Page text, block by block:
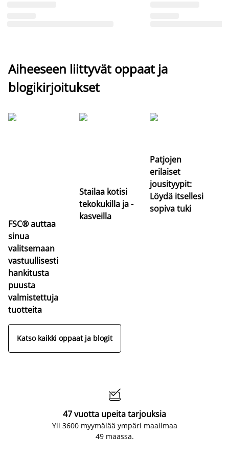
Aiheeseen liittyvät oppaat ja
blogikirjoitukset
FSC® auttaa
sinua
valitsemaan
vastuullisesti
hankitusta
puusta
valmistettuja
tuotteita
Stailaa kotisi
tekokukilla ja -
kasveilla
Patjojen
erilaiset
jousityypit:
Löydä itsellesi
sopiva tuki
Katso kaikki oppaat ja blogit

47 vuotta upeita tarjouksia
Yli 3600 myymälää ympäri maailmaa
49 maassa.